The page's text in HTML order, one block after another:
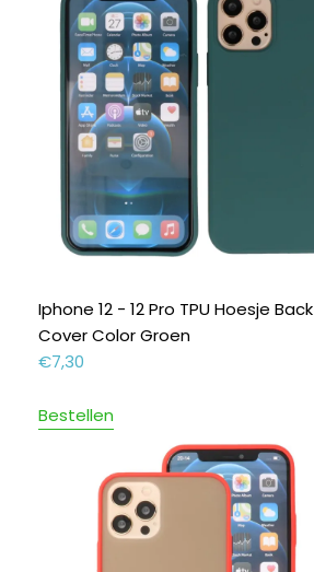
Iphone 12 - 12 Pro TPU Hoesje Back
Cover Color Groen
€7,30
Bestellen